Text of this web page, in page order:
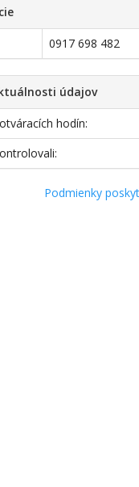
0917 698 482
údajov
hodín:
Podmienky